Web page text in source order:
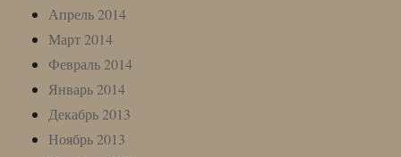
Апрель 2014
Март 2014
Февраль 2014
Январь 2014
Декабрь 2013
Ноябрь 2013